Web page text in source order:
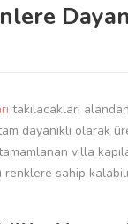
takılacakları
dayanıklı olarak
villa
renklere sahip